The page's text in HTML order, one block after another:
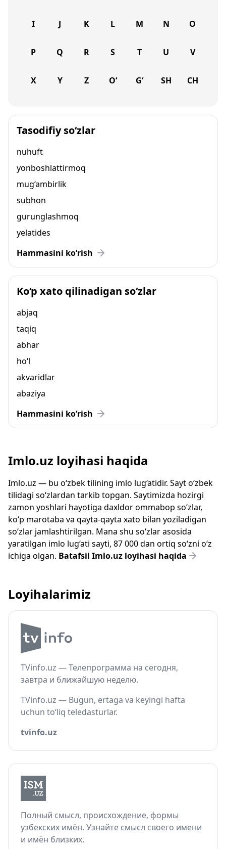
I J K L M N O
P Q R S T U V
X Y Z O‘ G‘ SH CH
Tasodifiy so‘zlar
nuhuft
yonboshlattirmoq
mug‘ambirlik
subhon
gurunglashmoq
yelatides
Hammasini ko‘rish
Ko‘p xato qilinadigan so‘zlar
abjaq
taqiq
abhar
ho‘l
akvaridlar
abaziya
Hammasini ko‘rish
Imlo.uz loyihasi haqida
Imlo.uz — bu o‘zbek tilining imlo lug‘atidir. Sayt o‘zbek
tilidagi so‘zlardan tarkib topgan. Saytimizda hozirgi
zamon yoshlari hayotiga daxldor ommabop so‘zlar,
ko‘p marotaba va qayta-qayta xato bilan yoziladigan
so‘zlar jamlashtirilgan. Mana shu so‘zlar asosida
yaratilgan imlo lug‘ati sayti, 87 000 dan ortiq so‘zni o‘z
ichiga olgan. Batafsil Imlo.uz loyihasi haqida
Loyihalarimiz
TVinfo.uz — Телепрограмма на сегодня,
завтра и ближайшую неделю.
TVinfo.uz — Bugun, ertaga va keyingi hafta
uchun to‘liq teledasturlar.
tvinfo.uz
Полный смысл, происхождение, формы
узбекских имён. Узнайте смысл своего имени
и имён близких.